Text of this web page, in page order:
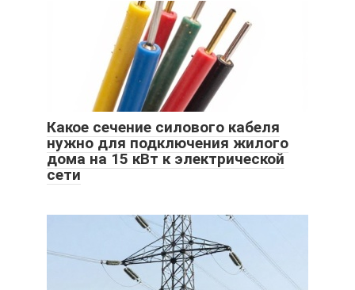
Какое сечение силового кабеля
нужно для подключения жилого
дома на 15 кВт к электрической
сети